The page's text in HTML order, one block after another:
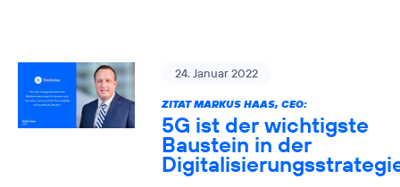
24. Januar 2022
ZITAT MARKUS HAAS, CEO:
5G ist der wichtigste
Baustein in der